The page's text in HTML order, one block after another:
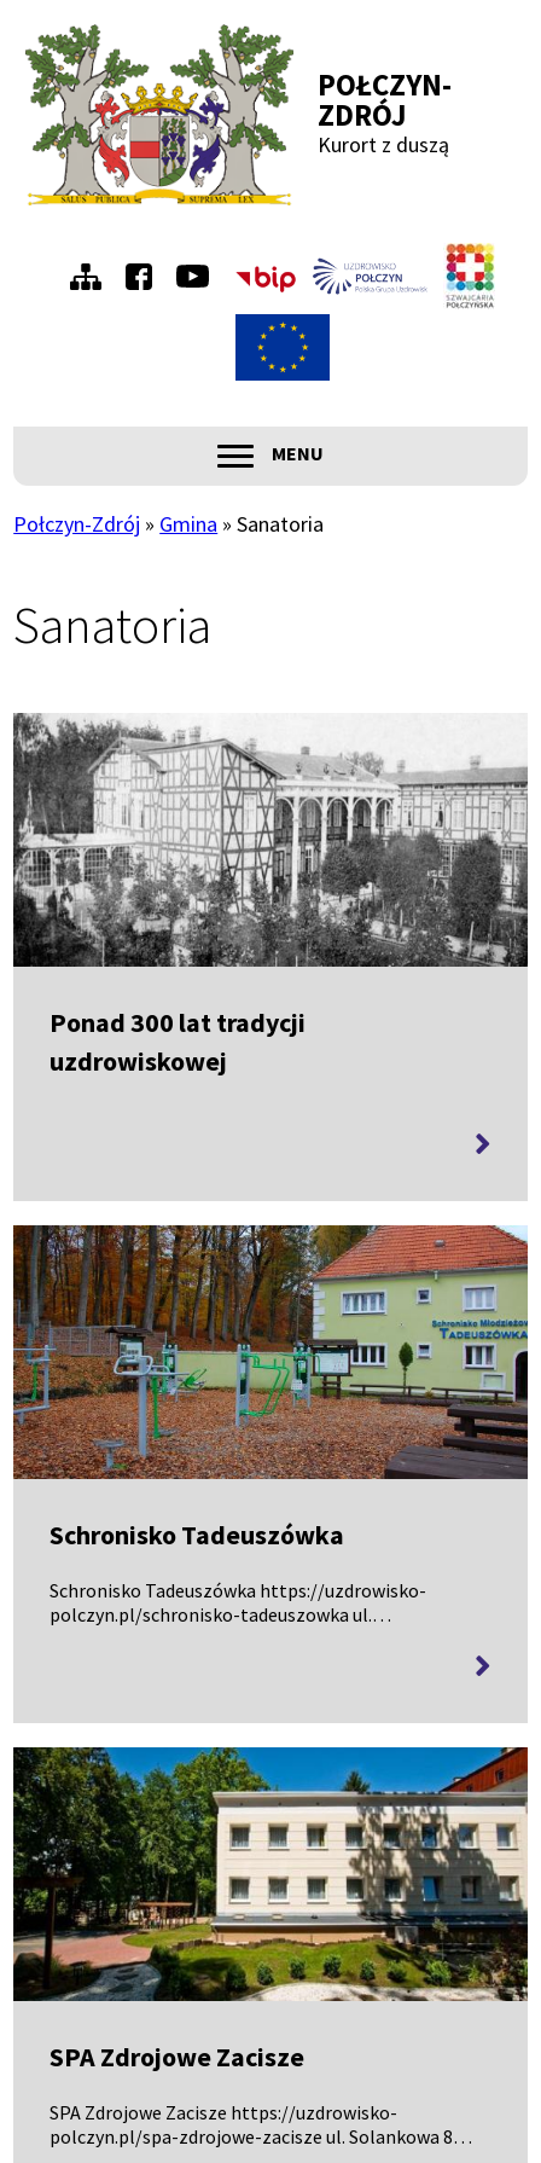
Przejdź
do
menu
Przejdź
do
treści
Przejdź
do
wyszukiwania
Przejdź
do
stopki
POŁCZYN-
ZDRÓJ
Kurort z duszą
Menu
Główna
ROZWIŃ
MENU
nawigacyjna
Połczyn-Zdrój Gmina Sanatoria
Sanatoria
Ponad 300 lat tradycji
uzdrowiskowej
więcej
Schronisko Tadeuszówka
Schronisko Tadeuszówka https://uzdrowisko-
polczyn.pl/schronisko-tadeuszowka ul.
więcej
SPA Zdrojowe Zacisze
SPA Zdrojowe Zacisze https://uzdrowisko-
polczyn.pl/spa-zdrojowe-zacisze ul. Solankowa 8,